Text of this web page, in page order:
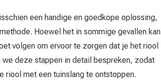
een handige en goedkope oplossing,
Hoewel het in sommige gevallen kan
volgen om ervoor te zorgen dat je het riool
deze stappen in detail bespreken, zodat
riool met een tuinslang te ontstoppen.